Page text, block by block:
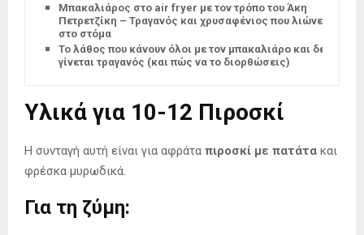
Μπακαλιάρος στο air fryer με τον τρόπο του Άκη
Πετρετζίκη – Τραγανός και χρυσαφένιος που λιώνει
στο στόμα
Το λάθος που κάνουν όλοι με τον μπακαλιάρο και δεν
γίνεται τραγανός (και πώς να το διορθώσεις)
Υλικά για 10-12 Πιροσκί
Η συνταγή αυτή είναι για αφράτα πιροσκί με πατάτα και
φρέσκα μυρωδικά.
Για τη ζύμη: